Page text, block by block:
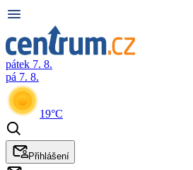
pátek 7. 8.
pá 7. 8.
19°C
Přihlášení